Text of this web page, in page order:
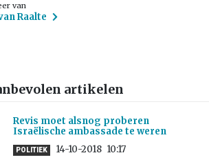
van
Raalte
artikelen
Revis moet alsnog proberen
Israëlische ambassade te weren
POLITIEK 14-10-2018 10:17